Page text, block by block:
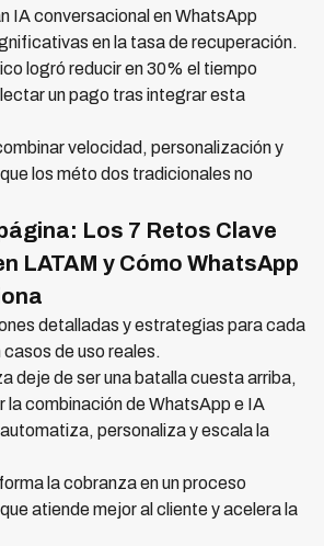
IA conversacional en WhatsApp
en la tasa de recuperación.
logró reducir en 30% el tiempo
un pago tras integrar esta
velocidad, personalización y
los méto dos tradicionales no
Los 7 Retos Clave
LATAM y Cómo WhatsApp
detalladas y estrategias para cada
de uso reales.
deje de ser una batalla cuesta arriba,
la combinación de WhatsApp e IA
personaliza y escala la
la cobranza en un proceso
atiende mejor al cliente y acelera la